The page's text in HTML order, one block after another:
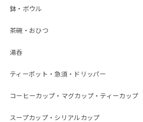
鉢・ボウル
茶碗・おひつ
湯呑
ティーポット・急須・ドリッパー
コーヒーカップ・マグカップ・ティーカップ
スープカップ・シリアルカップ